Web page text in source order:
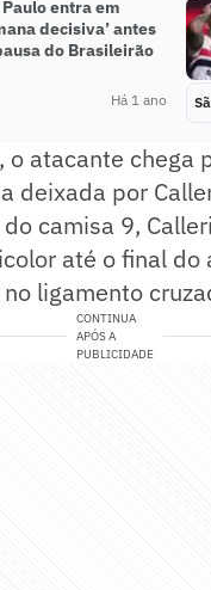
entra em
decisiva’ antes
do Brasileirão
Há 1 ano
o atacante chega
deixada por
camisa 9,
até o final do
ligamento
CONTINUA
APÓS A
PUBLICIDADE